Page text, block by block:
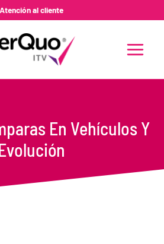
Atención al cliente
MENU
En Vehículos Y